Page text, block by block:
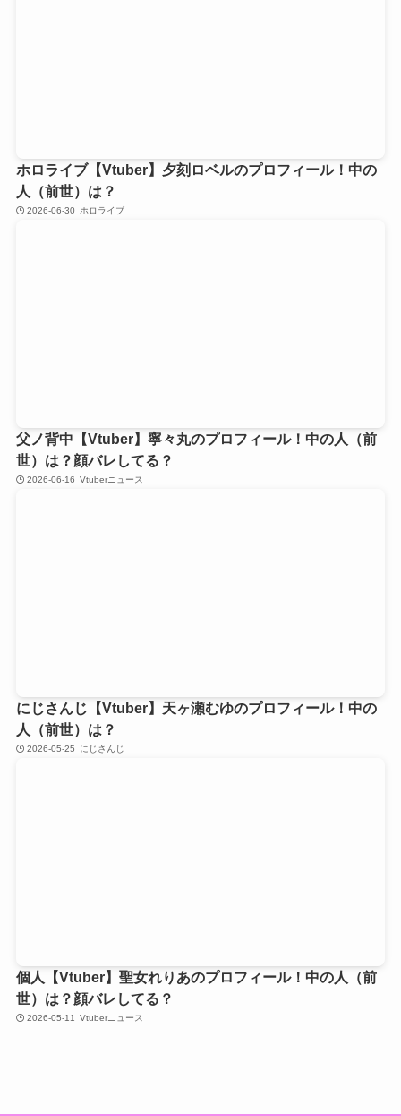
ホロライブ【Vtuber】夕刻ロベルのプロフィール！中の
人（前世）は？
2026-06-30 ホロライブ
父ノ背中【Vtuber】寧々丸のプロフィール！中の人（前
世）は？顔バレしてる？
2026-06-16 Vtuberニュース
にじさんじ【Vtuber】天ヶ瀬むゆのプロフィール！中の
人（前世）は？
2026-05-25 にじさんじ
個人【Vtuber】聖女れりあのプロフィール！中の人（前
世）は？顔バレしてる？
2026-05-11 Vtuberニュース